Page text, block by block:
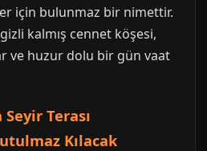
için bulunmaz bir nimettir.
kalmış cennet köşesi,
ve huzur dolu bir gün vaat
Terası
Kılacak